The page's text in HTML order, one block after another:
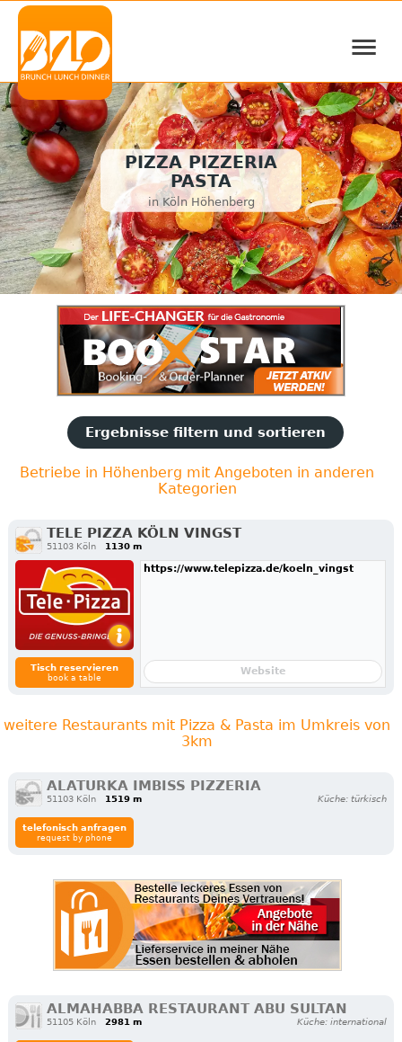
≡
PIZZA PIZZERIA
PASTA
in Köln Höhenberg
Ergebnisse filtern und sortieren
Betriebe in Höhenberg mit Angeboten in anderen
Kategorien
TELE PIZZA KÖLN VINGST
51103 Köln 1130 m
Tisch reservieren
book a table
https://www.telepizza.de/koeln_vingst
Website
weitere Restaurants mit Pizza & Pasta im Umkreis von
3km
ALATURKA IMBISS PIZZERIA
51103 Köln 1519 m Küche: türkisch
telefonisch anfragen
request by phone
ALMAHABBA RESTAURANT ABU SULTAN
51105 Köln 2981 m Küche: international